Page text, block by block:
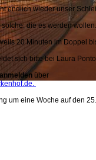
endlich wieder unser
die es werden wollen.
20 Minuten im Doppel
sich bitte bei Laura
anmeldenüber
.
um eine Woche auf den